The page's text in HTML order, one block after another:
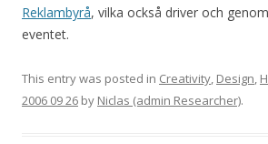
Reklambyrå, vilka också driver och
eventet.
This entry was posted in Creativity, Design,
2006 09 26 by Niclas (admin Researcher).